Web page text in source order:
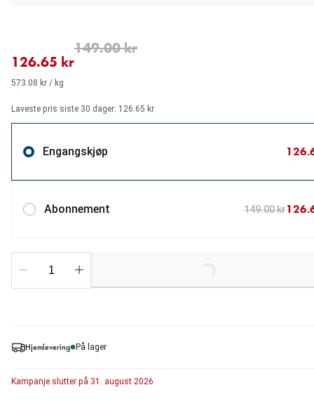
Hjemlevering På lager
Kampanje slutter på 31. august 2026
126.65 kr
nåværende pris 126.65 kr
149.00 kr
opprinnelig pris 149.00 kr
573.08 kr / kg
Laveste pris siste 30 dager: 126.65 kr
Engangskjøp
Abonnement 149.00 kr